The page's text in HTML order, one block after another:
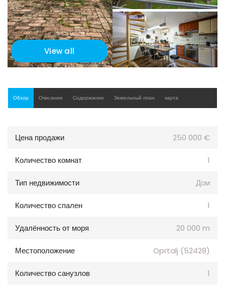
View all
Обзор Описание Содержание Земельный план карта
Цена продажи 250 000 €
Количество комнат 1
Тип недвижимости Дом
Количество спален 1
Удалённость от моря 20 000 m
Местоположение Oprtalj (52428)
Количество санузлов 1